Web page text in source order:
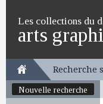
Les collections du
arts
Recherche
Nouvelle recherche